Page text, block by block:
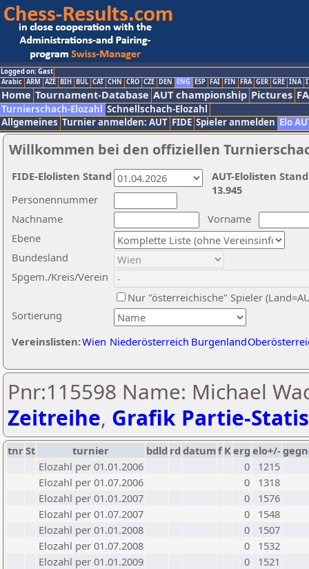
Logged on: Gast
Arabic ARM AZE BIH BUL CAT CHN CRO CZE DEN ENG ESP FAI FIN FRA GER GRE INA
Home Tournament-Database AUT championship Pictures
Turnierschach-Elozahl Schnellschach-Elozahl
Allgemeines Turnier anmelden: AUT FIDE Spieler anmelden Elo
Willkommen bei den offiziellen
Nachname
Vorname
Ebene
Sortierung
Personennummer
Bundesland
Spgem./Kreis/Verein
Nur "österreichische" Spieler
Vereinslisten:Wien Niederösterreich Burgenland
AUT-Elolisten
13.945
FIDE-Elolisten Stand
Pnr:115598 Name: Michael
Zeitreihe, Grafik Partie-
tnrSt turnier bdld rd datumf Kerg elo+/-
Elozahl per 01.01.2006
0
1215
Elozahl per 01.07.2006
0
1318
Elozahl per 01.01.2007
0
1576
Elozahl per 01.07.2007
0
1548
Elozahl per 01.01.2008
0
1507
Elozahl per 01.07.2008
0
1532
Elozahl per 01.01.2009
0
1521